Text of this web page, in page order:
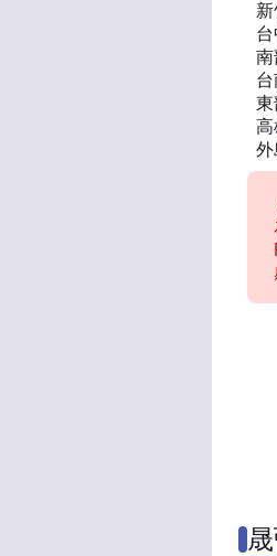
南
東
高
外